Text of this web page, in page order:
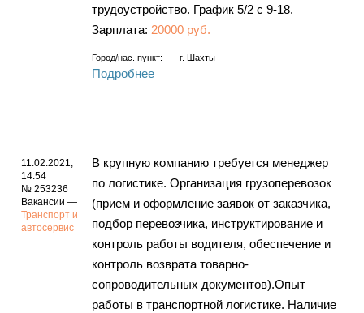
трудоустройство. График 5/2 с 9-18.
Зарплата: 20000 руб.
Город/нас. пункт: г. Шахты
Подробнее
11.02.2021,
14:54
№ 253236
Вакансии —
Транспорт и
автосервис
В крупную компанию требуется менеджер
по логистике. Организация грузоперевозок
(прием и оформление заявок от заказчика,
подбор перевозчика, инструктирование и
контроль работы водителя, обеспечение и
контроль возврата товарно-
сопроводительных документов).Опыт
работы в транспортной логистике. Наличие